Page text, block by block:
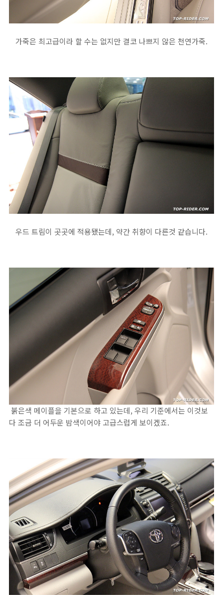
가죽은 최고급이라 할 수는 없지만 결코 나쁘지 않은 천연가죽.
우드 트림이 곳곳에 적용됐는데, 약간 취향이 다른것 같습니다.
붉은색 메이플을 기본으로 하고 있는데, 우리 기준에서는 이것보
다 조금 더 어두운 밤색이어야 고급스럽게 보이겠죠.